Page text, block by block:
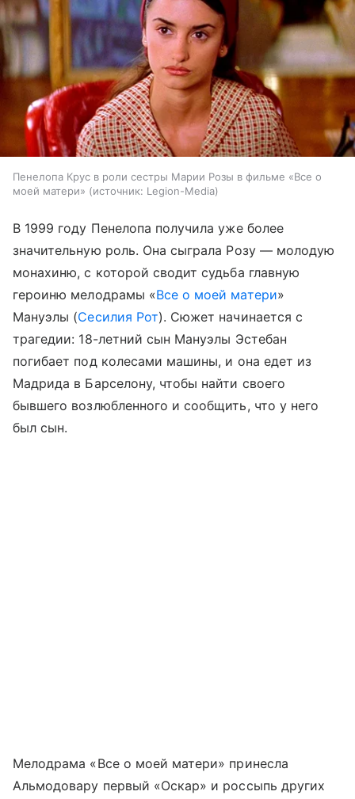
Пенелопа Крус в роли сестры Марии Розы в фильме «Все о
моей матери»
источник: Legion-Media
В 1999 году Пенелопа получила уже более
значительную роль. Она сыграла Розу — молодую
монахиню, с которой сводит судьба главную
героиню мелодрамы «Все о моей матери»
Мануэлы (Сесилия Рот). Сюжет начинается с
трагедии: 18-летний сын Мануэлы Эстебан
погибает под колесами машины, и она едет из
Мадрида в Барселону, чтобы найти своего
бывшего возлюбленного и сообщить, что у него
был сын.
Мелодрама «Все о моей матери» принесла
Альмодовару первый «Оскар» и россыпь других